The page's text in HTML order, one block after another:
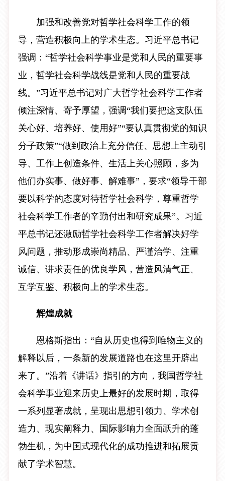
加强和改善党对哲学社会科学工作的领
导，营造积极向上的学术生态。习近平总书记
强调：“哲学社会科学事业是党和人民的重要事
业，哲学社会科学战线是党和人民的重要战
线。”习近平总书记对广大哲学社会科学工作者
倾注深情、寄予厚望，强调“我们要把这支队伍
关心好、培养好、使用好”“要认真贯彻党的知识
分子政策”“做到政治上充分信任、思想上主动引
导、工作上创造条件、生活上关心照顾，多为
他们办实事、做好事、解难事”，要求“领导干部
要以科学的态度对待哲学社会科学，尊重哲学
社会科学工作者的辛勤付出和研究成果”。习近
平总书记还激励哲学社会科学工作者解决好学
风问题，推动形成崇尚精品、严谨治学、注重
诚信、讲求责任的优良学风，营造风清气正、
互学互鉴、积极向上的学术生态。
辉煌成就
恩格斯指出：“自从历史也得到唯物主义的
解释以后，一条新的发展道路也在这里开辟出
来了。”沿着《讲话》指引的方向，我国哲学社
会科学事业迎来历史上最好的发展时期，取得
一系列显著成就，呈现出思想引领力、学术创
造力、现实阐释力、国际影响力全面跃升的蓬
勃生机，为中国式现代化的成功推进和拓展贡
献了学术智慧。